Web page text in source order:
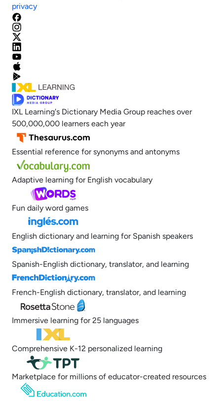
privacy
IXL Learning's Dictionary Media Group reaches over
500,000,000 learners each year
Essential reference for synonyms and antonyms
Adaptive learning for English vocabulary
Fun daily word games
English dictionary and learning for Spanish speakers
Spanish-English dictionary, translator, and learning
French-English dictionary, translator, and learning
Immersive learning for 25 languages
Comprehensive K-12 personalized learning
Marketplace for millions of educator-created resources